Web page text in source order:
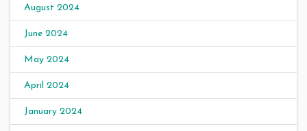
August 2024
June 2024
May 2024
April 2024
January 2024